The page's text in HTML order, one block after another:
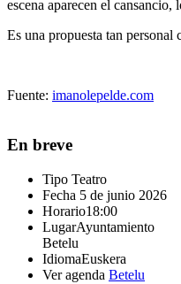
escena aparecen el
Es una propuesta tan
Fuente: imanolepelde.com
En breve
Tipo Teatro
Fecha 5 de junio 2026
Horario18:00
LugarAyuntamiento
Betelu
IdiomaEuskera
Ver agenda Betelu